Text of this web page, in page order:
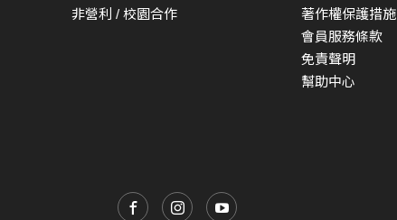
非營利 / 校園合作
著作權保護措施
會員服務條款
免責聲明
幫助中心